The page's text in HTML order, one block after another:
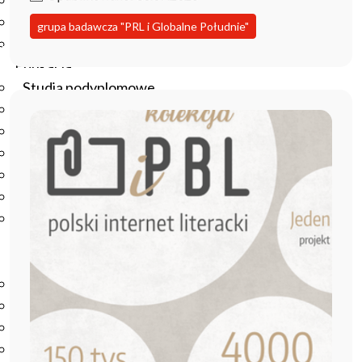
Repozytorium RCIN
Otwarta nauka
Edukacja
Studia podyplomowe
Szkolenia
Szkoła Doktorska Anthropos
Erasmus
Olimpiada Literatury i Języka Polskiego
Olimpiada Literatury i Języka Polskiego dla Szkół
Podstawowych
Biblioteka
O bibliotece
Godziny otwarcia
Katalog
Nowości
grupa badawcza "PRL i Globalne Południe"